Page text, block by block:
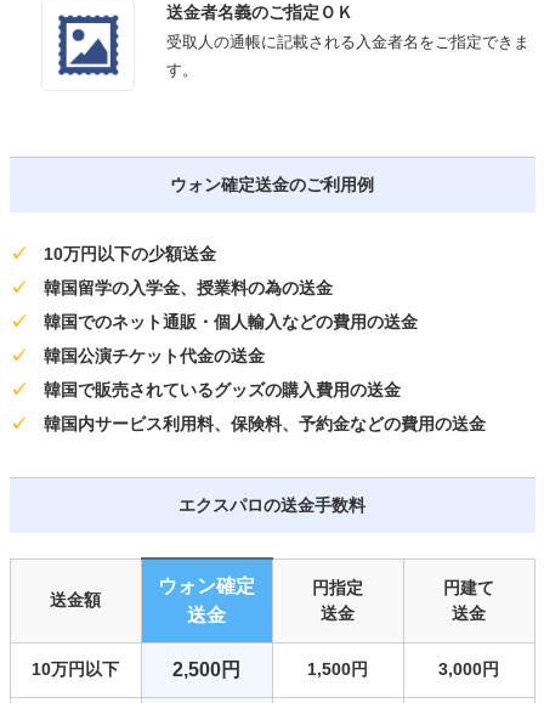
送金者名義のご指定ＯＫ
受取人の通帳に記載される入金者名をご指定できま
す。
ウォン確定送金のご利用例
✓ 10万円以下の少額送金
✓ 韓国留学の入学金、授業料の為の送金
✓ 韓国でのネット通販・個人輸入などの費用の送金
✓ 韓国公演チケット代金の送金
✓ 韓国で販売されているグッズの購入費用の送金
✓ 韓国内サービス利用料、保険料、予約金などの費用の送金
エクスパロの送金手数料
送金額
ウォン確定
送金
円指定
送金
円建て
送金
10万円以下 2,500円 1,500円 3,000円